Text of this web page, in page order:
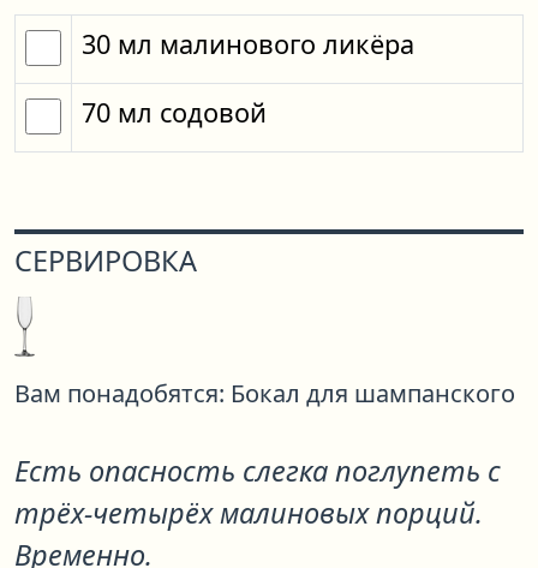
30 мл малинового ликёра
70 мл содовой
СЕРВИРОВКА
Вам понадобятся: Бокал для шампанского
Есть опасность слегка поглупеть с
трёх-четырёх малиновых порций.
Временно.